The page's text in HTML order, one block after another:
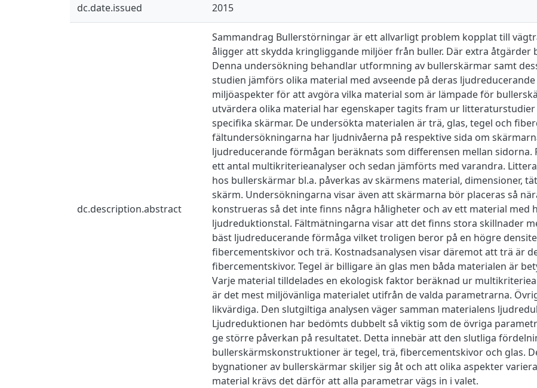
dc.date.issued 2015
dc.description.abstract
Sammandrag Bullerstörningar är ett allvarligt problem kopplat till
åligger att skydda kringliggande miljöer från buller. Där extra åtgärder
Denna undersökning behandlar utformning av bullerskärmar samt
studien jämförs olika material med avseende på deras
miljöaspekter för att avgöra vilka material som är lämpade för
utvärdera olika material har egenskaper tagits fram ur
specifika skärmar. De undersökta materialen är trä, glas, tegel och
fältundersökningarna har ljudnivåerna på respektive sida om
ljudreducerande förmågan beräknats som differensen mellan
ett antal multikriterieanalyser och sedan jämförts med varandra.
hos bullerskärmar bl.a. påverkas av skärmens material, dimensioner,
skärm. Undersökningarna visar även att skärmarna bör placeras så
konstrueras så det inte finns några håligheter och av ett material med
ljudreduktionstal. Fältmätningarna visar att det finns stora skillnader
bäst ljudreducerande förmåga vilket troligen beror på en högre
fibercementskivor och trä. Kostnadsanalysen visar däremot att trä är
fibercementskivor. Tegel är billigare än glas men båda materialen är
Varje material tilldelades en ekologisk faktor beräknad ur
är det mest miljövänliga materialet utifrån de valda parametrarna.
likvärdiga. Den slutgiltiga analysen väger samman materialens
Ljudreduktionen har bedömts dubbelt så viktig som de övriga
ge större påverkan på resultatet. Detta innebär att den slutliga
bullerskärmskonstruktioner är tegel, trä, fibercementskivor och glas.
bygnationer av bullerskärmar skiljer sig åt och att olika aspekter
material krävs det därför att alla parametrar vägs in i valet.